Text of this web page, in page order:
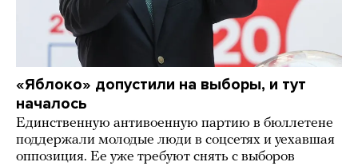
«Яблоко» допустили на выборы, и тут
началось
Единственную антивоенную партию в бюллетене
поддержали молодые люди в соцсетях и уехавшая
оппозиция. Ее уже требуют снять с выборов